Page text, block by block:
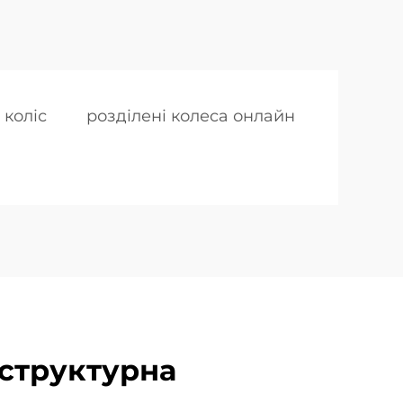
розділені колеса онлайн